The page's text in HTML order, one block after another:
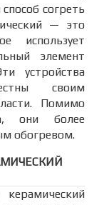
согреть
— это
использует
элемент
устройства
своим
Помимо
они более
обогревом.